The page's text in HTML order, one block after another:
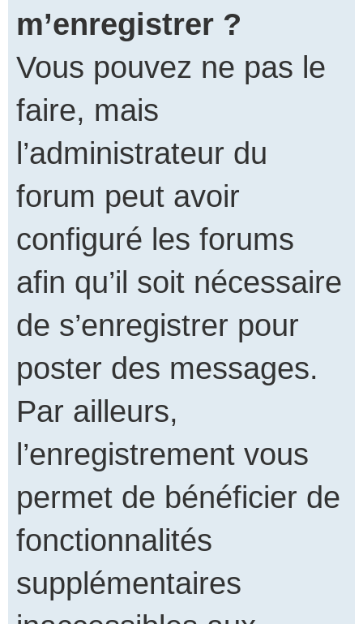
m’enregistrer ?
Vous pouvez ne pas le
faire, mais
l’administrateur du
forum peut avoir
configuré les forums
afin qu’il soit nécessaire
de s’enregistrer pour
poster des messages.
Par ailleurs,
l’enregistrement vous
permet de bénéficier de
fonctionnalités
supplémentaires